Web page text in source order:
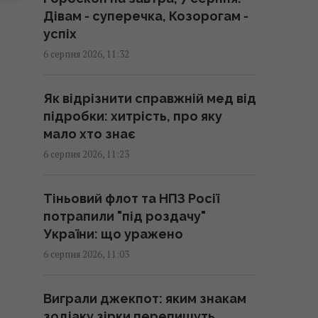
високооцінена гра 2026 року – і
вона коштує дешевше 350 грн
11:40 четвер, 06 серпня 2026
Як позбутися надмірно
допитливої людини однією
фразою: порада психологів
11:37 четвер, 06 серпня 2026
Розкуповують бензинові авто:
названо найпопулярніші моделі
в Україні
11:28 четвер, 06 серпня 2026
Нікітюк розповіла про стан
Дівам - суперечка, Козорогам -
успіх
6 серпня 2026, 11:32
Як відрізнити справжній мед від
підробки: хитрість, про яку
мало хто знає
6 серпня 2026, 11:23
Тіньовий флот та НПЗ Росії
потрапили "під роздачу"
України: що уражено
6 серпня 2026, 11:03
Виграли джекпот: яким знакам